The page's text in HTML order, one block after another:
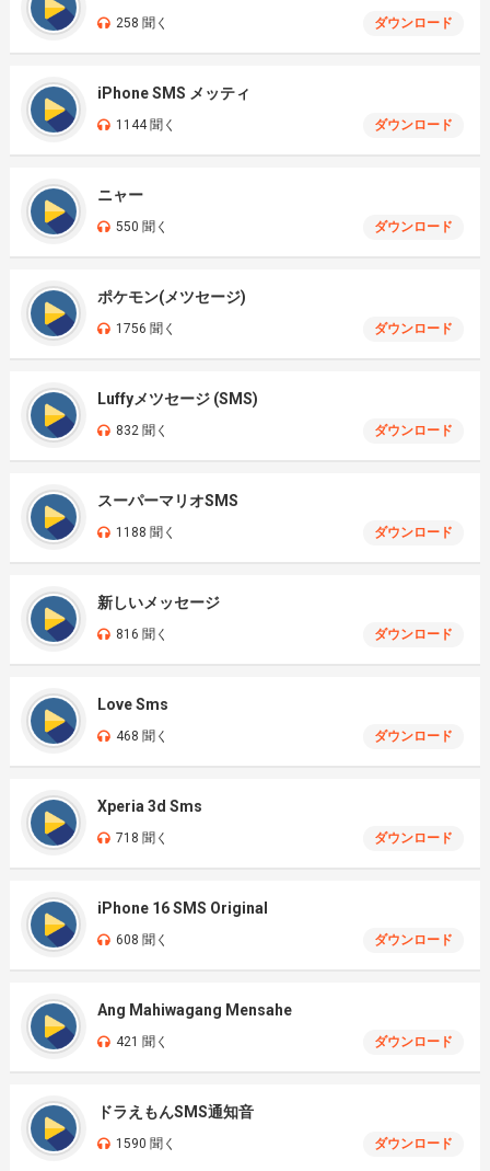
258 聞く ダウンロード
iPhone SMS メッティ
1144 聞く ダウンロード
ニャー
550 聞く ダウンロード
ポケモン(メツセージ)
1756 聞く ダウンロード
Luffyメツセージ (SMS)
832 聞く ダウンロード
スーパーマリオSMS
1188 聞く ダウンロード
新しいメッセージ
816 聞く ダウンロード
Love Sms
468 聞く ダウンロード
Xperia 3d Sms
718 聞く ダウンロード
iPhone 16 SMS Original
608 聞く ダウンロード
Ang Mahiwagang Mensahe
421 聞く ダウンロード
ドラえもんSMS通知音
1590 聞く ダウンロード